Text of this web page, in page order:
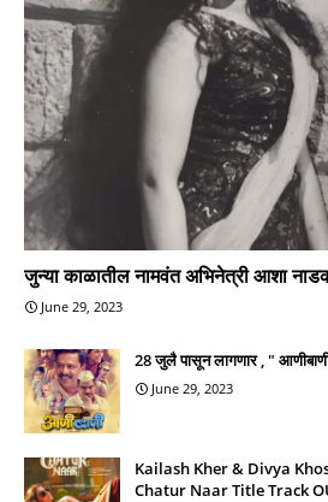
जुन्या काळातील नामवंत अभिनेत्री आशा
June 29, 2023
28 जुलै पासून लागणार , "
June 29, 2023
Kailash Kher & Divya
Chatur Naar Title Track